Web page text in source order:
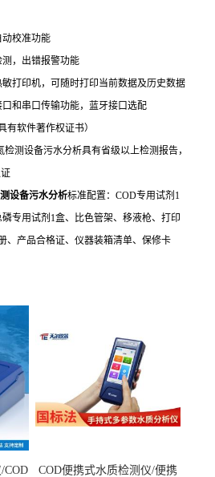
动校准功能
测，出错报警功能
打印机，可随时打印当前数据及历史数据
和串口传输功能，蓝牙接口选配
有软件著作权证书）
检测设备污水分析具有省级以上检测报告，
设备污水分析标准配置：COD专用试剂1
专用试剂1盒、比色管架、移液枪、打印
、产品合格证、仪器装箱清单、保修卡
COD
COD便携式水质检测仪/便携